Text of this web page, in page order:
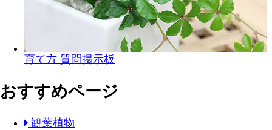
育て方 質問掲示板
おすすめページ
観葉植物